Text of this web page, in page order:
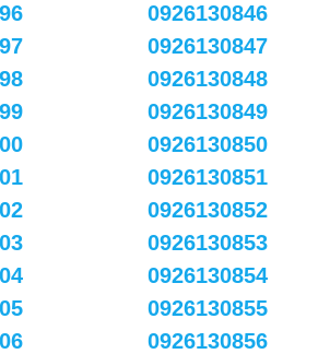
0926130846
0926130847
0926130848
0926130849
0926130850
0926130851
0926130852
0926130853
0926130854
0926130855
0926130856